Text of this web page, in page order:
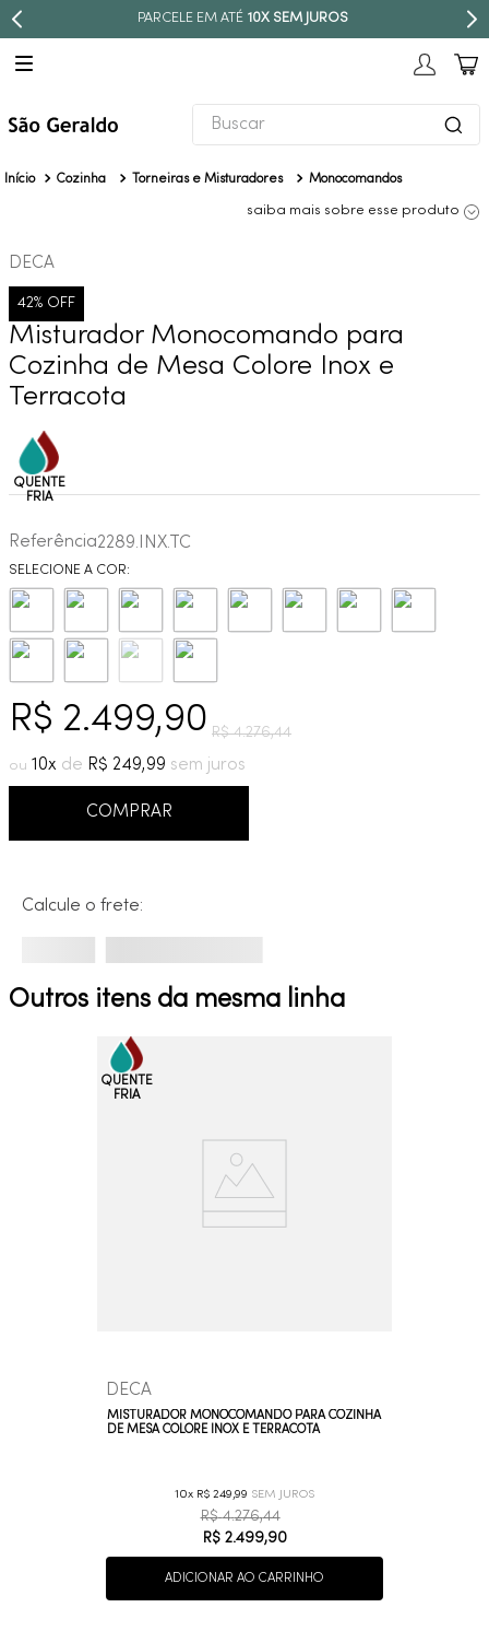
PARCELE EM ATÉ 10X SEM JUROS
Buscar
Cozinha Torneiras e Misturadores Monocomandos
saiba mais sobre esse produto
DECA
42% OFF
Misturador Monocomando para
Cozinha de Mesa Colore Inox e
Terracota
Referência2289.INX.TC
R$ 2.499,90 R$ 4.276,44
10 R$ 249,99
COMPRAR
Calcule o frete:
Outros itens da mesma linha
DECA
MISTURADOR MONOCOMANDO PARA COZINHA
DE MESA COLORE INOX E TERRACOTA
10 R$ 249,99
R$ 4.276,44
R$ 2.499,90
ADICIONAR AO CARRINHO
TERMOS MAIS BUSCADOS
4º
deca acabamento registro
5 º
perola
6º
atlas
7º
8º
9º
10º grafite escovado